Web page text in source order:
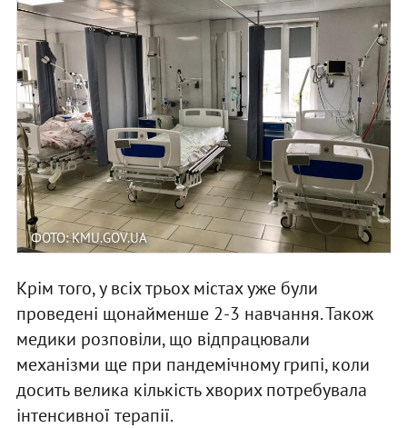
ФОТО: KMU.GOV.UA
Крім того, у всіх трьох містах уже були
проведені щонайменше 2-3 навчання. Також
медики розповіли, що відпрацювали
механізми ще при пандемічному грипі, коли
досить велика кількість хворих потребувала
інтенсивної терапії.